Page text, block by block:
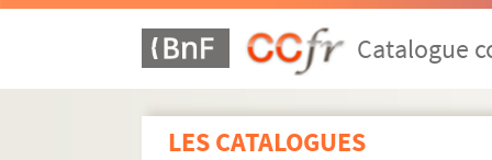
Catalogue
LES CATALOGUES